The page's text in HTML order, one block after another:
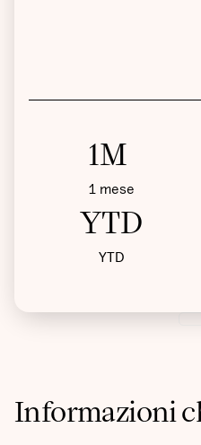
1M
1 mese
YTD
YTD
Informazioni